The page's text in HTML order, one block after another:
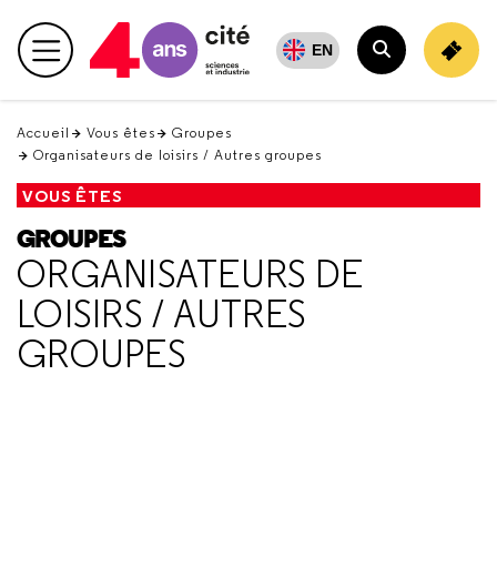
en
haut Menu principal EN
Rechercher
Accueil Vous êtes
Groupes
Organisateurs de loisirs / Autres groupes
VOUS ÊTES
GROUPES
ORGANISATEURS DE
LOISIRS / AUTRES
GROUPES